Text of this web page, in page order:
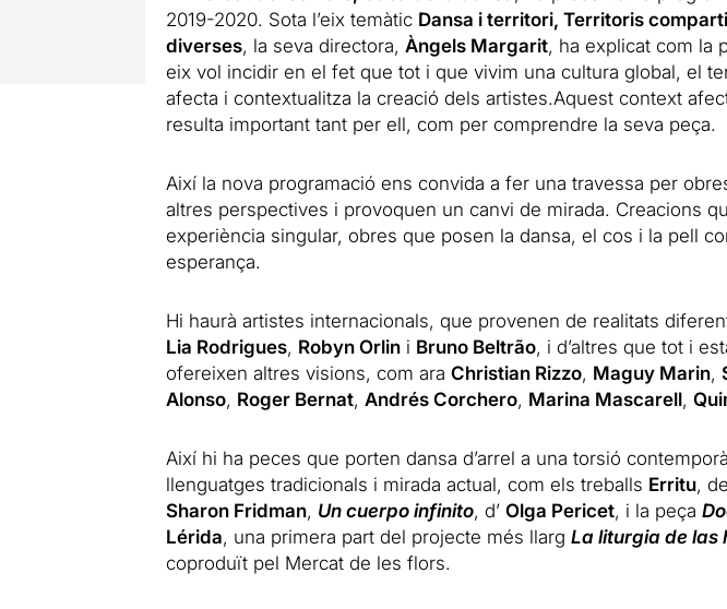
2019-2020. Sota l’eix temàtic Dansa i territori, Territoris
diverses, la seva directora, Àngels Margarit, ha explicat com la
eix vol incidir en el fet que tot i que vivim una cultura global, el
afecta i contextualitza la creació dels artistes.Aquest context
resulta important tant per ell, com per comprendre la seva peça.
Així la nova programació ens convida a fer una travessa per
altres perspectives i provoquen un canvi de mirada. Creacions
experiència singular, obres que posen la dansa, el cos i la pell
esperança.
Hi haurà artistes internacionals, que provenen de realitats
Lia Rodrigues, Robyn Orlini Bruno Beltrão, i d’altres que tot i
ofereixen altres visions, com ara Christian Rizzo, Maguy Marin,
Alonso, Roger Bernat, Andrés Corchero, Marina Mascarell,
Així hi ha peces que porten dansa d’arrel a una torsió
llenguatges tradicionals i mirada actual, com els treballs Erritu, de
Sharon Fridman, Un cuerpo infinito, d’ Olga Pericet, i la peça
Lérida, una primera part del projecte més llarg La liturgia de las
coproduït pel Mercat de les flors.